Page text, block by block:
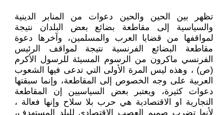
تظهر بين الحين والحين دعوات من المنابر الدينية
والسياسية إلى مقاطعة بضائع بعض البلدان نتيجة
لمواقفها من قضايا العرب والمسلمين، وآخرها دعوة
مقاطعة البضائع الفرنسية نتيجة لمواقف الرئيس
الفرنسي ماكرون من الرسوم المسيئة للرسول الأكرم
(ص) ، وهذه ليس المرة الأولى التي تدعى فيها الشعوب
العربية على وجه الخصوص إلى المقاطعة، وإنما سبقتها
دعوات كثيرة، ويعتبر بعض السياسيين إن المقاطعة
التجارية او الاقتصادية هي حرب بلا سلاح وإنها فعالة ،
لأنها تضرب صميم العصب الاقتصادي للبلد المستهدف،